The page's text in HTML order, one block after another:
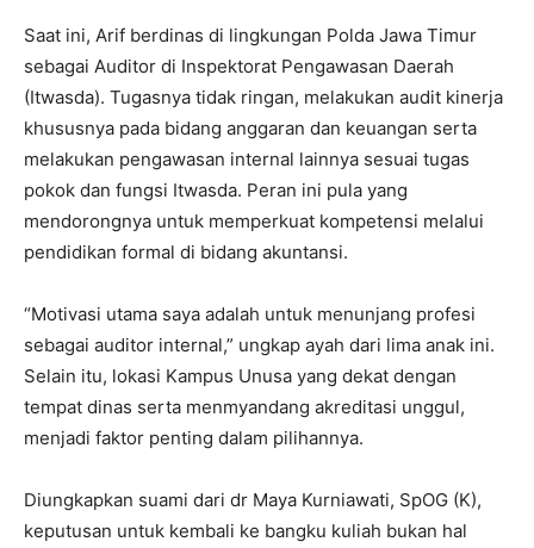
Saat ini, Arif berdinas di lingkungan Polda Jawa Timur
sebagai Auditor di Inspektorat Pengawasan Daerah
(Itwasda). Tugasnya tidak ringan, melakukan audit kinerja
khususnya pada bidang anggaran dan keuangan serta
melakukan pengawasan internal lainnya sesuai tugas
pokok dan fungsi Itwasda. Peran ini pula yang
mendorongnya untuk memperkuat kompetensi melalui
pendidikan formal di bidang akuntansi.
“Motivasi utama saya adalah untuk menunjang profesi
sebagai auditor internal,” ungkap ayah dari lima anak ini.
Selain itu, lokasi Kampus Unusa yang dekat dengan
tempat dinas serta menmyandang akreditasi unggul,
menjadi faktor penting dalam pilihannya.
Diungkapkan suami dari dr Maya Kurniawati, SpOG (K),
keputusan untuk kembali ke bangku kuliah bukan hal